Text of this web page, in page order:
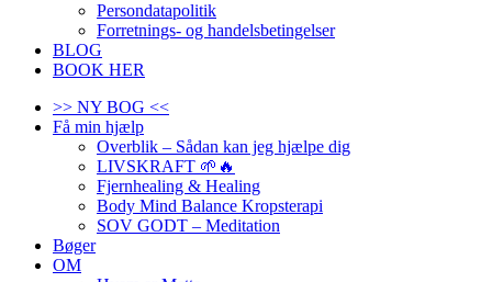
Persondatapolitik
Forretnings- og handelsbetingelser
BLOG
BOOK HER
>> NY BOG <<
Få min hjælp
Overblik – Sådan kan jeg hjælpe dig
LIVSKRAFT 🌱🔥
Fjernhealing & Healing
Body Mind Balance Kropsterapi
SOV GODT – Meditation
Bøger
OM